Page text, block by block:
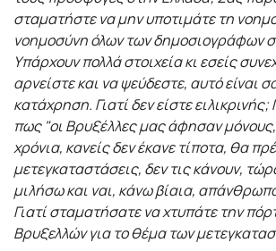
σταματήστε να μην υποτιμάτε τη
νοημοσύνη όλων των δημοσιογράφων
Υπάρχουν πολλά στοιχεία κι εσείς
αρνείστε και να ψεύδεστε, αυτό είναι
κατάχρηση. Γιατί δεν είστε ειλικρινής;
πως "οι Βρυξέλλες μας άφησαν
χρόνια, κανείς δεν έκανε τίποτα, θα
μετεγκαταστάσεις, δεν τις κάνουν,
μιλήσω και ναι, κάνω βίαια,
Γιατί σταματήσατε να χτυπάτε την
Βρυξελλών για το θέμα των